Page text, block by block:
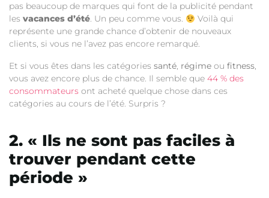
pas beaucoup de marques qui font de la publicité pendant
les vacances d’été. Un peu comme vous.
Voilà qui
représente une grande chance d’obtenir de nouveaux
clients, si vous ne l’avez pas encore remarqué.
Et si vous êtes dans les catégories santé, régime ou fitness,
vous avez encore plus de chance. Il semble que 44 % des
consommateurs ont acheté quelque chose dans ces
catégories au cours de l’été. Surpris ?
2. « Ils ne sont pas faciles à
trouver pendant cette
période »